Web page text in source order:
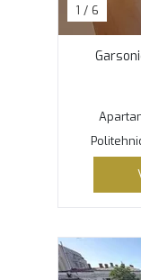
1 / 6